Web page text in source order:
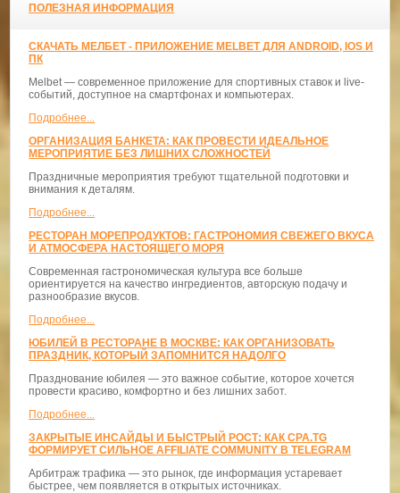
ПОЛЕЗНАЯ ИНФОРМАЦИЯ
СКАЧАТЬ МЕЛБЕТ - ПРИЛОЖЕНИЕ MELBET ДЛЯ ANDROID, IOS И
ПК
Melbet — современное приложение для спортивных ставок и live-
событий, доступное на смартфонах и компьютерах.
Подробнее...
ОРГАНИЗАЦИЯ БАНКЕТА: КАК ПРОВЕСТИ ИДЕАЛЬНОЕ
МЕРОПРИЯТИЕ БЕЗ ЛИШНИХ СЛОЖНОСТЕЙ
Праздничные мероприятия требуют тщательной подготовки и
внимания к деталям.
Подробнее...
РЕСТОРАН МОРЕПРОДУКТОВ: ГАСТРОНОМИЯ СВЕЖЕГО ВКУСА
И АТМОСФЕРА НАСТОЯЩЕГО МОРЯ
Современная гастрономическая культура все больше
ориентируется на качество ингредиентов, авторскую подачу и
разнообразие вкусов.
Подробнее...
ЮБИЛЕЙ В РЕСТОРАНЕ В МОСКВЕ: КАК ОРГАНИЗОВАТЬ
ПРАЗДНИК, КОТОРЫЙ ЗАПОМНИТСЯ НАДОЛГО
Празднование юбилея — это важное событие, которое хочется
провести красиво, комфортно и без лишних забот.
Подробнее...
ЗАКРЫТЫЕ ИНСАЙДЫ И БЫСТРЫЙ РОСТ: КАК CPA.TG
ФОРМИРУЕТ СИЛЬНОЕ AFFILIATE COMMUNITY В TELEGRAM
Арбитраж трафика — это рынок, где информация устаревает
быстрее, чем появляется в открытых источниках.